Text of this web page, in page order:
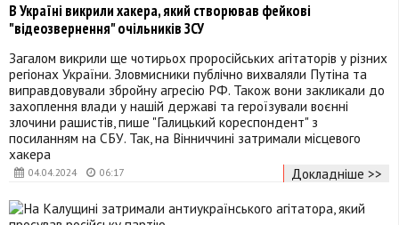
04.04.2024 06:17
В Україні викрили хакера, який створював фейкові
"відеозвернення" очільників ЗСУ
Загалом викрили ще чотирьох проросійських агітаторів у різних
регіонах України. Зловмисники публічно вихваляли Путіна та
виправдовували збройну агресію РФ. Також вони закликали до
захоплення влади у нашій державі та героїзували воєнні
злочини рашистів, пише "Галицький кореспондент" з
посиланням на СБУ. Так, на Вінниччині затримали місцевого
хакера
Докладніше >>